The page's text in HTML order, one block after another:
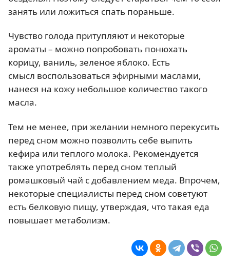
занять или ложиться спать пораньше.
Чувство голода притупляют и некоторые
ароматы – можно попробовать понюхать
корицу, ваниль, зеленое яблоко. Есть
смысл воспользоваться эфирными маслами,
нанеся на кожу небольшое количество такого
масла.
Тем не менее, при желании немного перекусить
перед сном можно позволить себе выпить
кефира или теплого молока. Рекомендуется
также употреблять перед сном теплый
ромашковый чай с добавлением меда. Впрочем,
некоторые специалисты перед сном советуют
есть белковую пищу, утверждая, что такая еда
повышает метаболизм.